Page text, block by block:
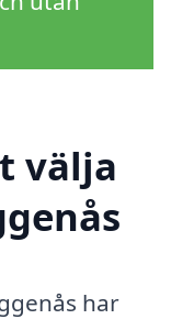
välja
har